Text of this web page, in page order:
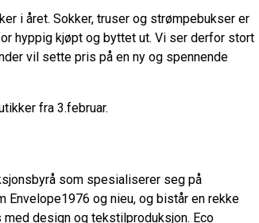
i året. Sokker, truser og strømpebukser er
hyppig kjøpt og byttet ut. Vi ser derfor stort
vil sette pris på en ny og spennende
fra 3.februar.
som spesialiserer seg på
Envelope1976 og nieu, og bistår en rekke
design og tekstilproduksjon. Eco